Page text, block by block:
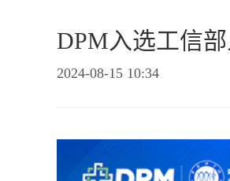
DPM入选工信
2024-08-15 10:34